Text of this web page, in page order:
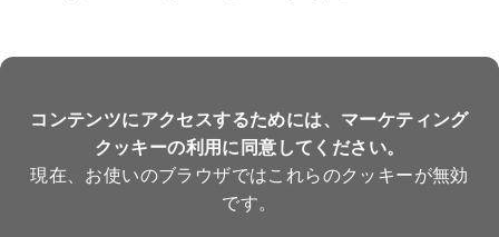
コンテンツにアクセスするためには、マーケティング
クッキーの利用に同意してください。
現在、お使いのブラウザではこれらのクッキーが無効
です。